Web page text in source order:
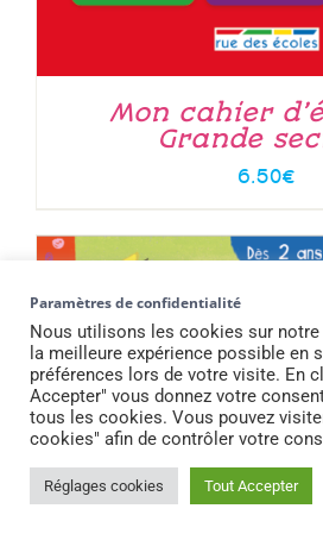
Mon cahier
Grande
6.50€
Paramètres de confidentialité
Nous utilisons les cookies sur
la meilleure expérience possible en
préférences lors de votre visite. En
Accepter" vous donnez votre
tous les cookies. Vous pouvez
cookies" afin de contrôler votre
Réglages cookies Tout Accepter